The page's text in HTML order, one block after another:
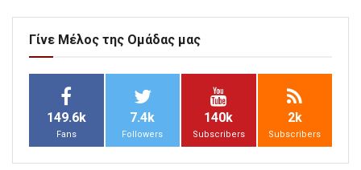
Γίνε Μέλος της Ομάδας μας
149.6k
Fans
7.4k
Followers
140k
Subscribers
2k
Subscribers